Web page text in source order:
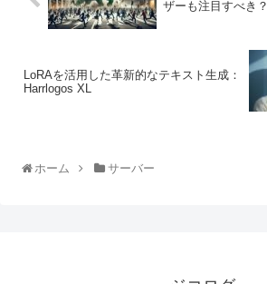
ザーも注目すべき？
LoRAを活用した革新的なテキスト生成：
Harrlogos XL
ホーム サーバー